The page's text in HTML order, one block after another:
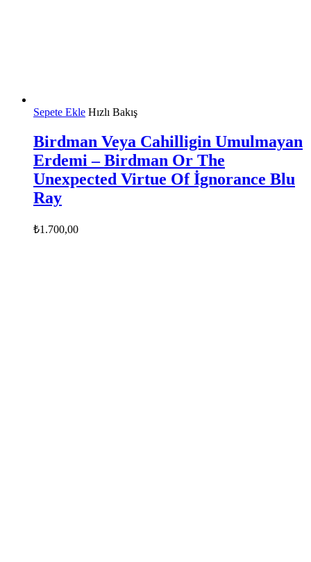
Sepete Ekle Hızlı Bakış
Birdman Veya Cahilligin Umulmayan
Erdemi – Birdman Or The
Unexpected Virtue Of İgnorance Blu
Ray
₺1.700,00